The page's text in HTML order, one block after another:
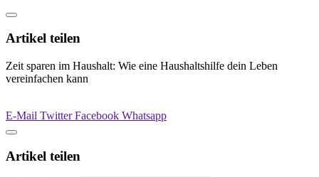
Artikel teilen
Zeit sparen im Haushalt: Wie eine Haushaltshilfe dein Leben
vereinfachen kann
E-Mail TwitterFacebook Whatsapp
Artikel teilen